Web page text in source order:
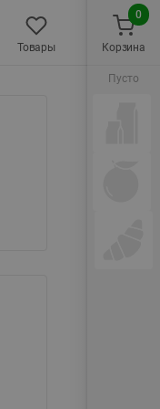
Товары Корзина
0
Пусто